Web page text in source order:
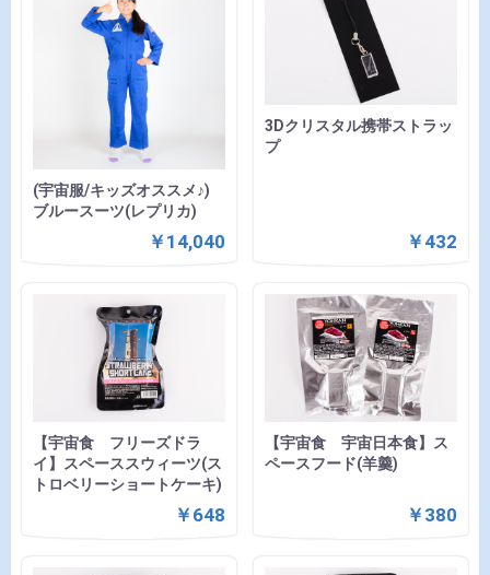
(宇宙服/キッズオススメ♪)
ブルースーツ(レプリカ)
￥14,040
3Dクリスタル携帯ストラッ
プ
￥432
【宇宙食 フリーズドラ
イ】スペーススウィーツ(ス
トロベリーショートケーキ)
￥648
【宇宙食 宇宙日本食】ス
ペースフード(羊羹)
￥380